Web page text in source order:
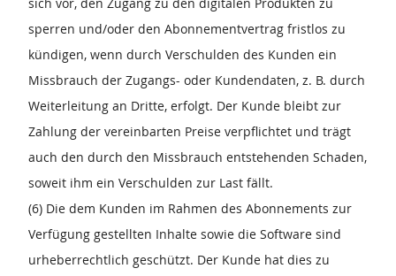
sperren und/oder den Abonnementvertrag fristlos zu
kündigen, wenn durch Verschulden des Kunden ein
Missbrauch der Zugangs- oder Kundendaten, z. B. durch
Weiterleitung an Dritte, erfolgt. Der Kunde bleibt zur
Zahlung der vereinbarten Preise verpflichtet und trägt
auch den durch den Missbrauch entstehenden Schaden,
soweit ihm ein Verschulden zur Last fällt.
(6) Die dem Kunden im Rahmen des Abonnements zur
Verfügung gestellten Inhalte sowie die Software sind
urheberrechtlich geschützt. Der Kunde hat dies zu